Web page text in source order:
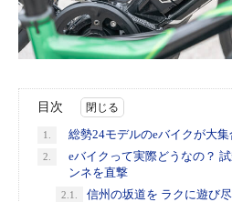
目次
1. 総勢24モデルのeバイクが大集
2.
eバイクって実際どうなの？
ンネを直撃
2.1.
信州の坂道を ラクに遊び